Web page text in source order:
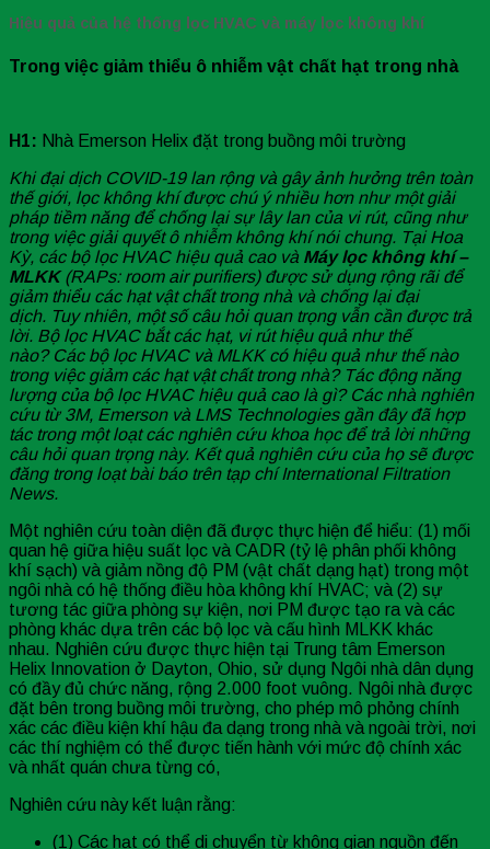
Hiệu quả của hệ thống lọc HVAC và máy lọc không khí
Trong việc giảm thiểu ô nhiễm vật chất hạt trong nhà
H1: Nhà Emerson Helix đặt trong buồng môi trường
Khi đại dịch COVID-19 lan rộng và gây ảnh hưởng trên toàn
thế giới, lọc không khí được chú ý nhiều hơn như một giải
pháp tiềm năng để chống lại sự lây lan của vi rút, cũng như
trong việc giải quyết ô nhiễm không khí nói chung. Tại Hoa
Kỳ, các bộ lọc HVAC hiệu quả cao và Máy lọc không khí –
MLKK(RAPs: room air purifiers) được sử dụng rộng rãi để
giảm thiểu các hạt vật chất trong nhà và chống lại đại
dịch. Tuy nhiên, một số câu hỏi quan trọng vẫn cần được trả
lời. Bộ lọc HVAC bắt các hạt, vi rút hiệu quả như thế
nào? Các bộ lọc HVAC và MLKK có hiệu quả như thế nào
trong việc giảm các hạt vật chất trong nhà? Tác động năng
lượng của bộ lọc HVAC hiệu quả cao là gì? Các nhà nghiên
cứu từ 3M, Emerson và LMS Technologies gần đây đã hợp
tác trong một loạt các nghiên cứu khoa học để trả lời những
câu hỏi quan trọng này. Kết quả nghiên cứu của họ sẽ được
đăng trong loạt bài báo trên tạp chí International Filtration
News.
Một nghiên cứu toàn diện đã được thực hiện để hiểu: (1) mối
quan hệ giữa hiệu suất lọc và CADR (tỷ lệ phân phối không
khí sạch) và giảm nồng độ PM (vật chất dạng hạt) trong một
ngôi nhà có hệ thống điều hòa không khí HVAC; và (2) sự
tương tác giữa phòng sự kiện, nơi PM được tạo ra và các
phòng khác dựa trên các bộ lọc và cấu hình MLKK khác
nhau. Nghiên cứu được thực hiện tại Trung tâm Emerson
Helix Innovation ở Dayton, Ohio, sử dụng Ngôi nhà dân dụng
có đầy đủ chức năng, rộng 2.000 foot vuông. Ngôi nhà được
đặt bên trong buồng môi trường, cho phép mô phỏng chính
xác các điều kiện khí hậu đa dạng trong nhà và ngoài trời, nơi
các thí nghiệm có thể được tiến hành với mức độ chính xác
và nhất quán chưa từng có,
Nghiên cứu này kết luận rằng:
(1) Các hạt có thể di chuyển từ không gian nguồn đến